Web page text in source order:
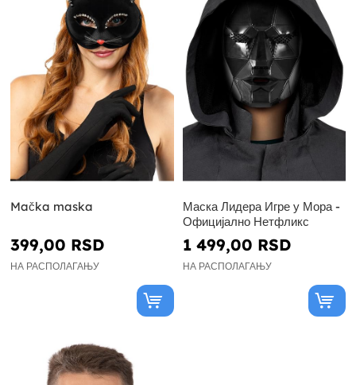
Mačka maska
399,00 RSD
НА РАСПОЛАГАЊУ
Маска Лидера Игре у Мора -
Официјално Нетфликс
1 499,00 RSD
НА РАСПОЛАГАЊУ